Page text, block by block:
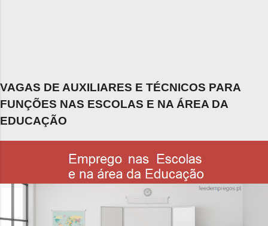
VAGAS DE AUXILIARES E TÉCNICOS PARA
FUNÇÕES NAS ESCOLAS E NA ÁREA DA
EDUCAÇÃO